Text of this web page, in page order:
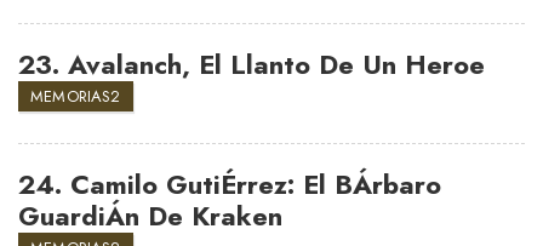
23. Avalanch, El Llanto De Un Heroe
MEMORIAS2
24. Camilo GutiÉrrez: El BÁrbaro
GuardiÁn De Kraken